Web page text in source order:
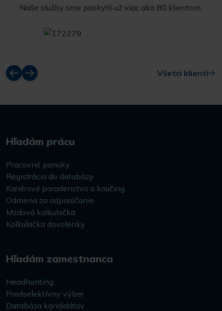
Naše služby sme poskytli už viac ako 80 klientom.
Všetci klienti
Hľadám prácu
Pracovné ponuky
Registrácia do databázy
Kariérové poradenstvo a koučing
Odmena za odporúčanie
Mzdová kalkulačka
Kalkulačka dovolenky
Hľadám zamestnanca
Headhunting
Predselektívny výber
Databáza kandidátov